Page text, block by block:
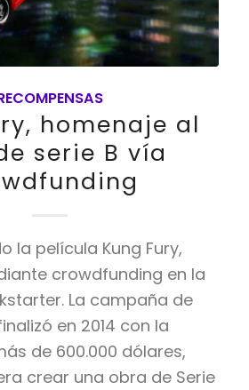
homenaje al
serie B vía
la película Kung Fury,
crowdfunding en la
La campaña de
en 2014 con la
de 600.000 dólares,
crear una obra de Serie